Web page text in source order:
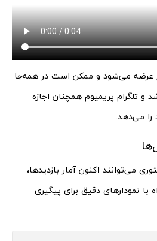
عرضه می‌شود و ممکن است در همه‌جا
و تلگرام پریمیوم همچنان اجازه
را می‌دهد.
می‌توانند اکنون آمار بازدیدها،
نمودارهای دقیق برای پیگیری